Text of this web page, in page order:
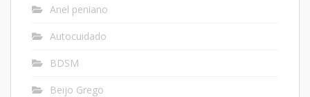
Anel peniano
Autocuidado
BDSM
Beijo Grego